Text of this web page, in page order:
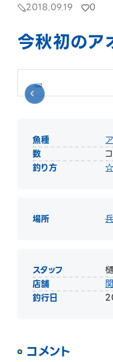
2018.09.19 0
今秋初のア
魚種
数
釣り方
☆
場所
スタッフ
店舗
釣行日
コメント